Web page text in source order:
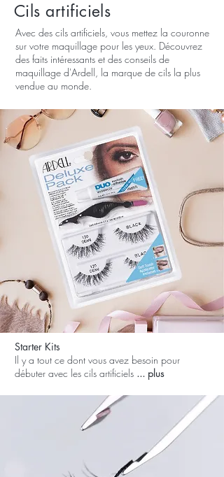
Cils artificiels
Avec des cils artificiels, vous mettez la couronne
sur votre maquillage pour les yeux. Découvrez
des faits intéressants et des conseils de
maquillage d'Ardell, la marque de cils la plus
vendue au monde.
Starter Kits
Il y a tout ce dont vous avez besoin pour
débuter avec les cils artificiels ... plus